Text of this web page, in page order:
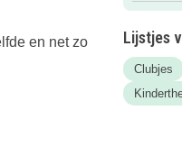
en net zo
Lijstjes
Clubjes